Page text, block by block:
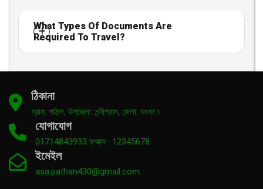
What Types Of Documents Are
Required To Travel?
ঠিকানা
গ্রাম: পাঠান, উপজেলা: নন্দীগ্রাম, জেলা: বগুড়া।
যোগাযোগ
01714843933 ফ্যাক্স : 12345678
ইমেইল
asa.pathan430@gmail.com